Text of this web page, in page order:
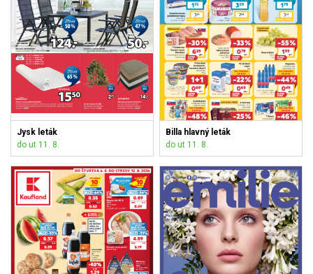
Jysk leták
do ut 11. 8.
Billa hlavný leták
do ut 11. 8.